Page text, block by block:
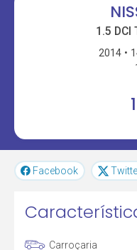
1.5 DCI
2014
Facebook
Carroçaria